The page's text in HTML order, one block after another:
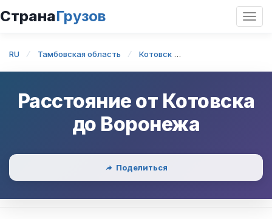
СтранаГрузов
RU Тамбовская область Котовск
Расстояние от Котовска
до Воронежа
Поделиться